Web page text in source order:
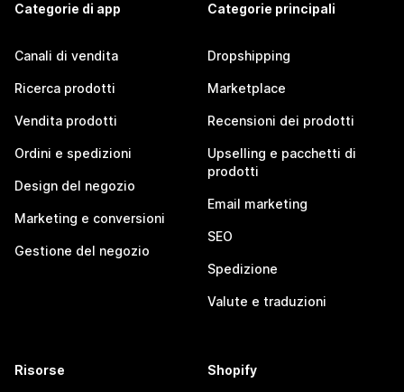
Categorie di app
Canali di vendita
Ricerca prodotti
Vendita prodotti
Ordini e spedizioni
Design del negozio
Marketing e conversioni
Gestione del negozio
Categorie principali
Dropshipping
Marketplace
Recensioni dei prodotti
Upselling e pacchetti di
prodotti
Email marketing
SEO
Spedizione
Valute e traduzioni
Risorse Shopify